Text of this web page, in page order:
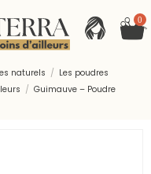
0
naturels
Les poudres
Guimauve – Poudre